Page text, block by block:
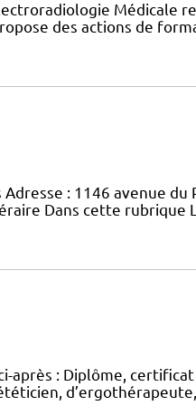
Médicale
des actions de
: 1146 avenue
Dans cette rubrique
ci-après : Diplôme,